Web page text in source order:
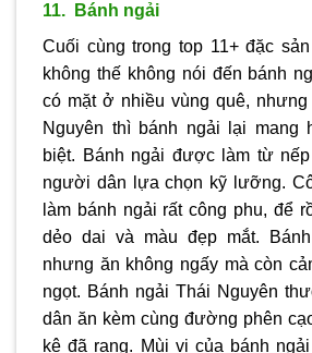
11. Bánh ngải
Cuối cùng trong top 11+ đặc
không thế không nói đến bánh
có mặt ở nhiều vùng quê,
Nguyên thì bánh ngải lại mang
biệt. Bánh ngải được làm từ
người dân lựa chọn kỹ lưỡng.
làm bánh ngải rất công phu, để
dẻo dai và màu đẹp mắt.
nhưng ăn không ngấy mà còn
ngọt. Bánh ngải Thái Nguyên
dân ăn kèm cùng đường phên
kê đã rang. Mùi vị của bánh